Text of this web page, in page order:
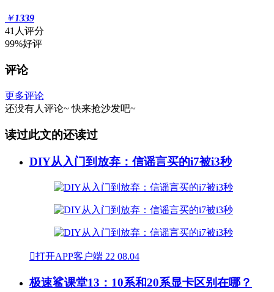
￥1339
41人评分
99%好评
评论
更多评论
还没有人评论~ 快来抢沙发吧~
读过此文的还读过
DIY从入门到放弃：信谣言买的i7被i3秒
打开APP客户端 22 08.04
极速鲨课堂13：10系和20系显卡区别在哪？